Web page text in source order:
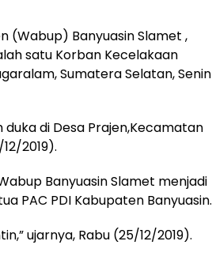
(Wabup) Banyuasin Slamet ,
satu Korban Kecelakaan
Sumatera Selatan, Senin
di Desa Prajen,Kecamatan
2019).
Banyuasin Slamet menjadi
PAC PDI Kabupaten Banyuasin.
ujarnya, Rabu (25/12/2019).